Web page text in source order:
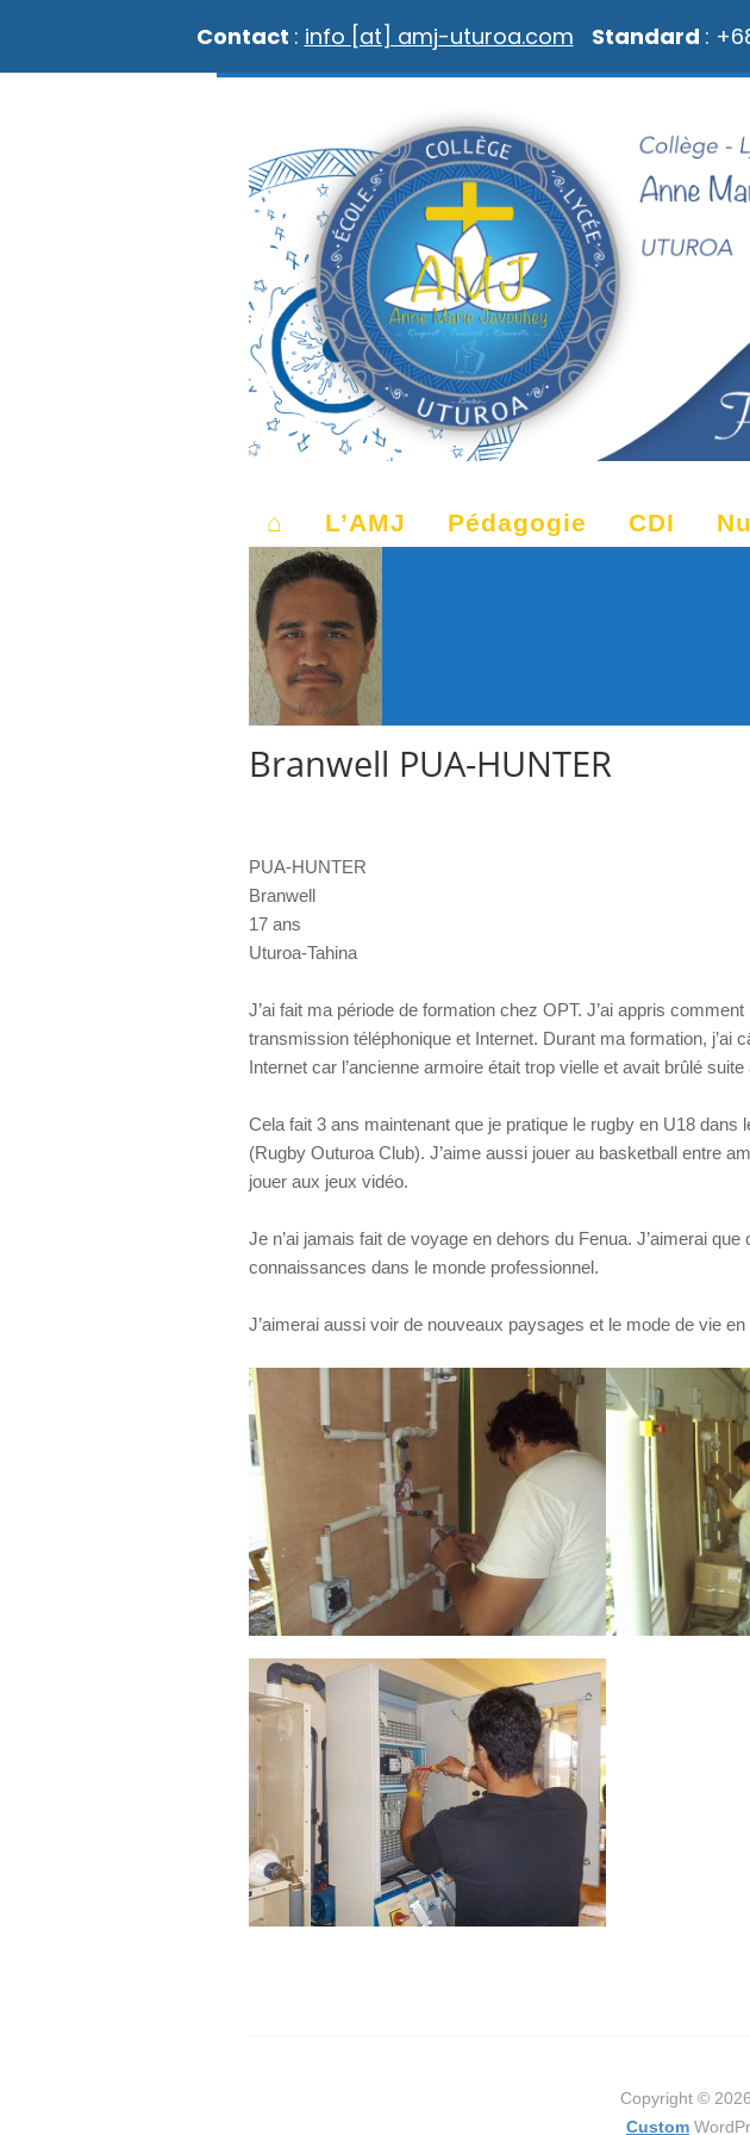
⌂ L’AMJ Pédagogie CDI
Branwell PUA-HUNTER
PUA-HUNTER
Branwell
17 ans
Uturoa-Tahina
J’ai fait ma période de formation chez OPT. J’ai appris
transmission téléphonique et Internet. Durant ma formation, j’ai
Internet car l’ancienne armoire était trop vielle et avait brûlé suite
Cela fait 3 ans maintenant que je pratique le rugby en U18 dans
(Rugby Outuroa Club). J’aime aussi jouer au basketball entre
jouer aux jeux vidéo.
Je n’ai jamais fait de voyage en dehors du Fenua. J’aimerai
connaissances dans le monde professionnel.
J’aimerai aussi voir de nouveaux paysages et le mode de vie en
Copyright ©
Custom
Contact : info [at] amj-uturoa.com Standard :